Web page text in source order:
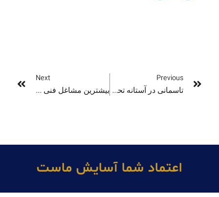
Previous
تاسمانی در آستانه تحول مسکونی
Next
بیشترین مشاغل فنی مورد نیاز در استرالیا و درآمد آنها
اعتماد شما آسايش ماست